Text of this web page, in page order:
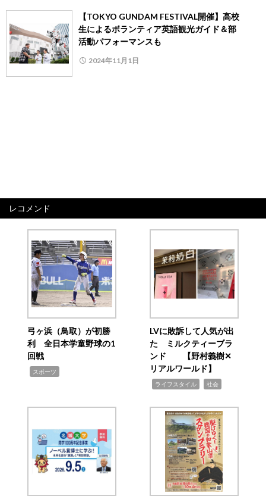
【TOKYO GUNDAM FESTIVAL開催】高校
生によるボランティア英語観光ガイド＆部
活動パフォーマンスも
2024年11月1日
レコメンド
弓ヶ浜（鳥取）が初勝
利 全日本学童野球の1
回戦
スポーツ
LVに敗訴して人気が出
た ミルクティーブラ
ンド 【野村義樹✕
リアルワールド】
ライフスタイル 社会